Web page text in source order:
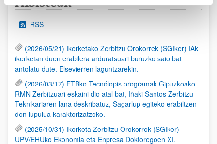
RSS
(2026/05/21) Ikerketako Zerbitzu Orokorrek (SGIker) IAk
ikerketan duen erabilera arduratsuari buruzko saio bat
antolatu dute, Elsevierren laguntzarekin.
(2026/03/17) ETBko Tecnólopis programak Gipuzkoako
RMN Zerbitzuari eskaini dio atal bat, Iñaki Santos Zerbitzu
Teknikariaren lana deskribatuz, Sagarlup egiteko erabiltzen
den lupulua karakterizatzeko.
(2025/10/31) Ikerketa Zerbitzu Orokorrek (SGIker)
UPV/EHUko Ekonomia eta Enpresa Doktoregoen XI.